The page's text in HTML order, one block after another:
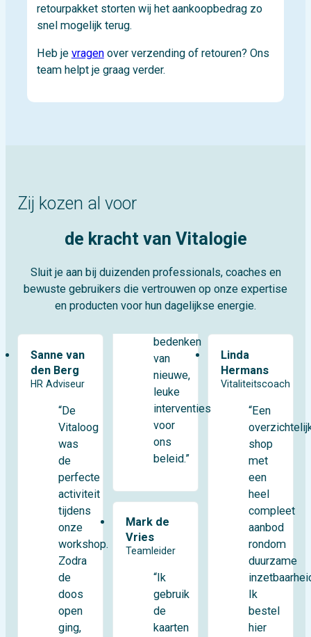
retourpakket storten wij het aankoopbedrag zo
snel mogelijk terug.
Heb je vragenover verzending of retouren? Ons
team helpt je graag verder.
Zij kozen al voor
de kracht van Vitalogie
Sluit je aan bij duizenden professionals, coaches en
bewuste gebruikers die vertrouwen op onze expertise
en producten voor hun dagelijkse energie.
Sanne van
den Berg
HR Adviseur
“De
Vitaloog
was
de
perfecte
activiteit
tijdens
onze
workshop.
Zodra
de
doos
open
ging,
bedenken
van
nieuwe,
leuke
interventies
voor
ons
beleid.”
Mark de
Vries
Teamleider
“Ik
gebruik
de
kaarten
Linda
Hermans
Vitaliteitscoach
“Een
shop
met
een
heel
compleet
aanbod
rondom
duurzame
Ik
bestel
hier